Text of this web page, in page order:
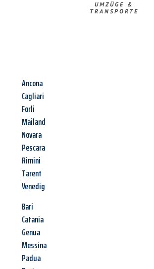
UMZÜGE &
TRANSPORTE
Ancona
Cagliari
Forli
Mailand
Novara
Pescara
Rimini
Tarent
Venedig
Bari
Catania
Genua
Messina
Padua